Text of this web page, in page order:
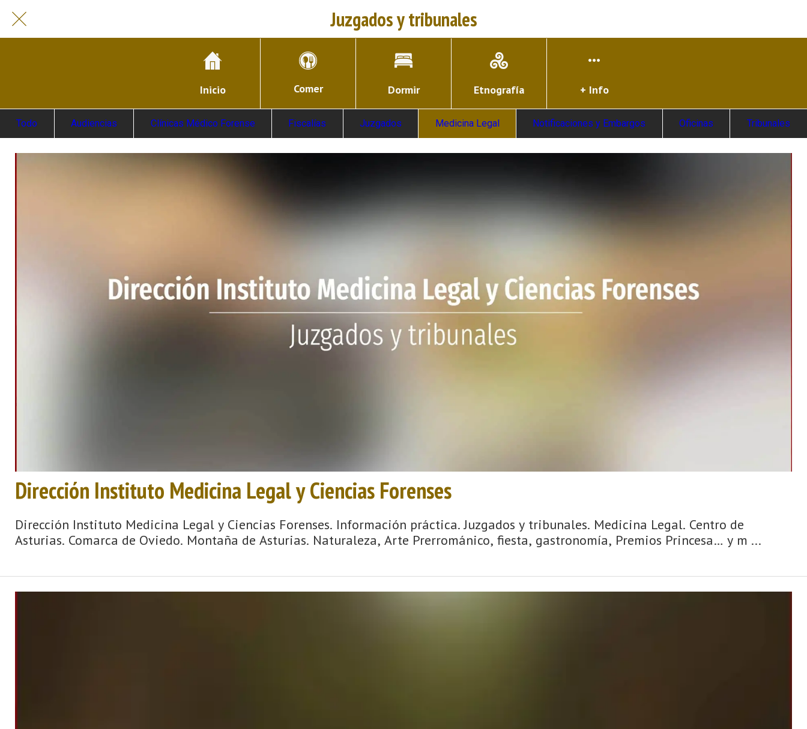
Juzgados y tribunales
Inicio Comer Dormir Etnografía + Info
Todo Audiencias Clínicas Médico Forense Fiscalías Juzgados Medicina Legal Notificaciones y Embargos Oficinas Tribunales
Dirección Instituto Medicina Legal y Ciencias Forenses
Dirección Instituto Medicina Legal y Ciencias Forenses. Información práctica. Juzgados y tribunales. Medicina Legal. Centro de
Asturias. Comarca de Oviedo. Montaña de Asturias. Naturaleza, Arte Prerrománico, fiesta, gastronomía, Premios Princesa… y m ...